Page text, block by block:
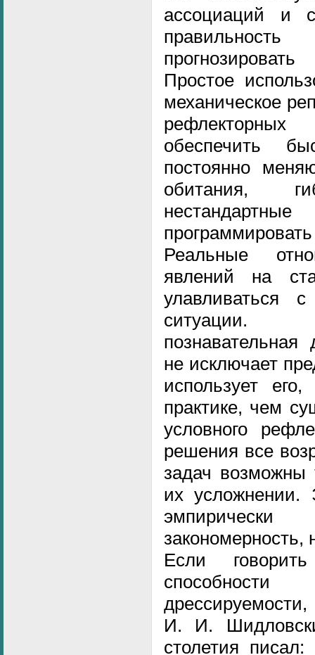
ассоциаций и
Простое
механическое
обеспечить
постоянно
обитания,
Реальные
явлений на
улавливаться
ситуации.
познавательная
не исключает
использует
практике, чем
условного
решения все
задач возможны
их усложнении.
эмпирически
закономерность,
Если
И. И.
столетия